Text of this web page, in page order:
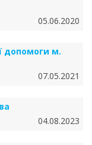
05.06.2020
допомоги м.
07.05.2021
04.08.2023